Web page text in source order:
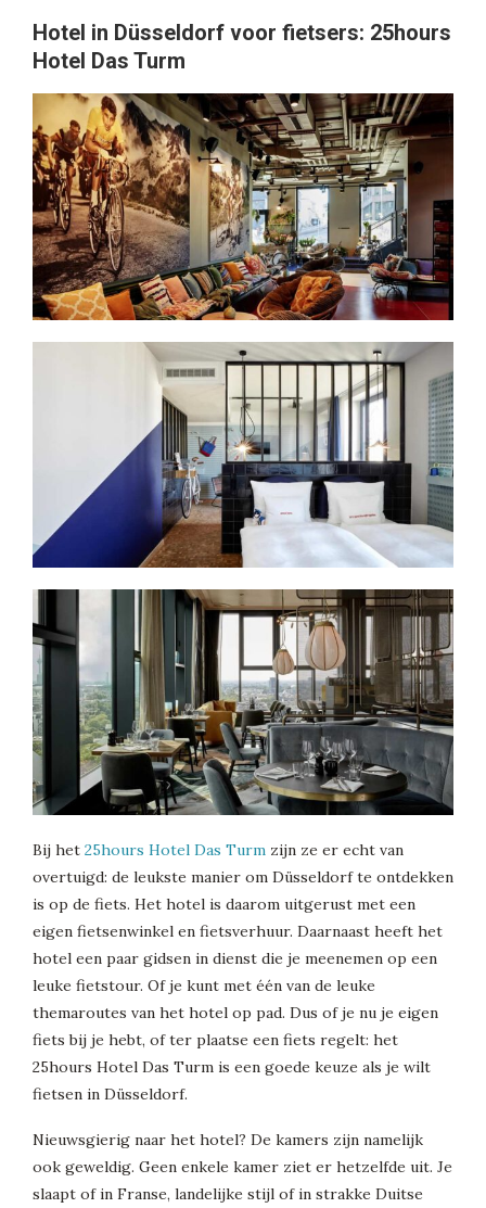
Hotel in Düsseldorf voor fietsers: 25hours
Hotel Das Turm
Bij het 25hours Hotel Das Turm zijn ze er echt van
overtuigd: de leukste manier om Düsseldorf te ontdekken
is op de fiets. Het hotel is daarom uitgerust met een
eigen fietsenwinkel en fietsverhuur. Daarnaast heeft het
hotel een paar gidsen in dienst die je meenemen op een
leuke fietstour. Of je kunt met één van de leuke
themaroutes van het hotel op pad. Dus of je nu je eigen
fiets bij je hebt, of ter plaatse een fiets regelt: het
25hours Hotel Das Turm is een goede keuze als je wilt
fietsen in Düsseldorf.
Nieuwsgierig naar het hotel? De kamers zijn namelijk
ook geweldig. Geen enkele kamer ziet er hetzelfde uit. Je
slaapt of in Franse, landelijke stijl of in strakke Duitse